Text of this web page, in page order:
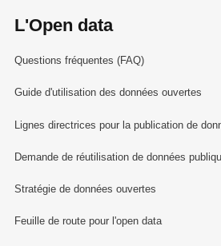
L'Open data
Questions fréquentes (FAQ)
Guide d'utilisation des données ouvertes
Lignes directrices pour la publication de
Demande de réutilisation de données
Stratégie de données ouvertes
Feuille de route pour l'open data